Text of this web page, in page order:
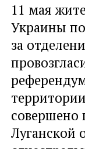
11 мая
Украины
за
совершено
Луганской